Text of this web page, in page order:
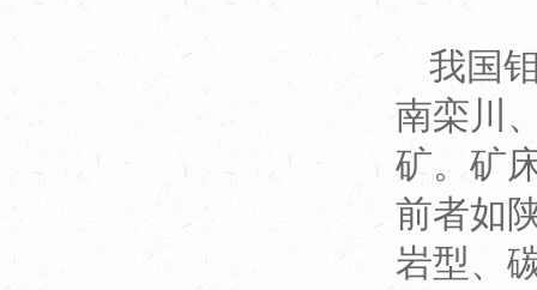
我国
南栾川
矿。矿
前者如
岩型、